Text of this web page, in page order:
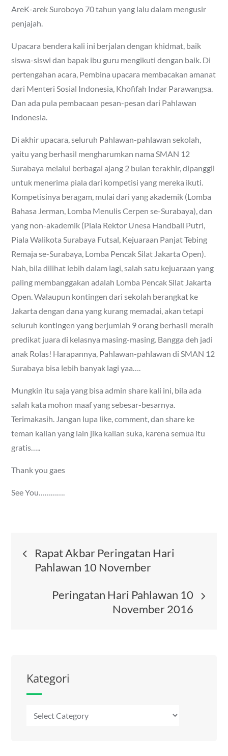
AreK-arek Suroboyo 70 tahun yang lalu dalam mengusir
penjajah.
Upacara bendera kali ini berjalan dengan khidmat, baik
siswa-siswi dan bapak ibu guru mengikuti dengan baik. Di
pertengahan acara, Pembina upacara membacakan amanat
dari Menteri Sosial Indonesia, Khofifah Indar Parawangsa.
Dan ada pula pembacaan pesan-pesan dari Pahlawan
Indonesia.
Di akhir upacara, seluruh Pahlawan-pahlawan sekolah,
yaitu yang berhasil mengharumkan nama SMAN 12
Surabaya melalui berbagai ajang 2 bulan terakhir, dipanggil
untuk menerima piala dari kompetisi yang mereka ikuti.
Kompetisinya beragam, mulai dari yang akademik (Lomba
Bahasa Jerman, Lomba Menulis Cerpen se-Surabaya), dan
yang non-akademik (Piala Rektor Unesa Handball Putri,
Piala Walikota Surabaya Futsal, Kejuaraan Panjat Tebing
Remaja se-Surabaya, Lomba Pencak Silat Jakarta Open).
Nah, bila dilihat lebih dalam lagi, salah satu kejuaraan yang
paling membanggakan adalah Lomba Pencak Silat Jakarta
Open. Walaupun kontingen dari sekolah berangkat ke
Jakarta dengan dana yang kurang memadai, akan tetapi
seluruh kontingen yang berjumlah 9 orang berhasil meraih
predikat juara di kelasnya masing-masing. Bangga deh jadi
anak Rolas! Harapannya, Pahlawan-pahlawan di SMAN 12
Surabaya bisa lebih banyak lagi yaa….
Mungkin itu saja yang bisa admin share kali ini, bila ada
salah kata mohon maaf yang sebesar-besarnya.
Terimakasih. Jangan lupa like, comment, dan share ke
teman kalian yang lain jika kalian suka, karena semua itu
gratis…..
Thank you gaes
See You………….
Post
navigation
Rapat Akbar Peringatan Hari
Pahlawan 10 November
Peringatan Hari Pahlawan 10
November 2016
Kategori
Kategori